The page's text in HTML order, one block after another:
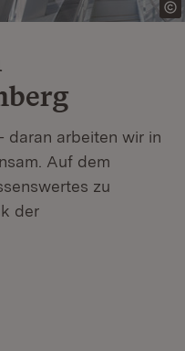
daran arbeiten wir in
Auf dem
zu
der